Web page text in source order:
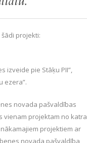
projekti:
izveide pie Stāķu PII”,
ezera”.
novada pašvaldības
vienam projektam no katra
projektiem ar
novada pašvaldība